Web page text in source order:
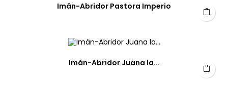
Imán-Abridor Pastora Imperio
Imán-Abridor Juana la...